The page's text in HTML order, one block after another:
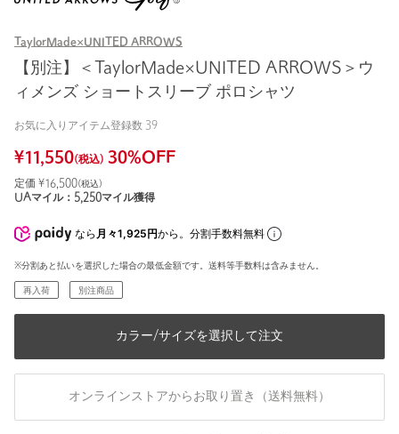
TaylorMade×UNITED ARROWS
【別注】＜TaylorMade×UNITED ARROWS＞ウ
ィメンズ ショートスリーブ ポロシャツ
お気に入りアイテム登録数 39
¥11,550(税込) 30%OFF
定価 ¥ 16,500(税込)
UAマイル： 5,250マイル獲得
なら 月々1,925円から。分割手数料無料
※分割あと払いを選択した場合の最低金額です。送料等手数料は含みません。
再入荷 別注商品
カラー/サイズを選択して注文
オンラインストアからお取り置き（送料無料）